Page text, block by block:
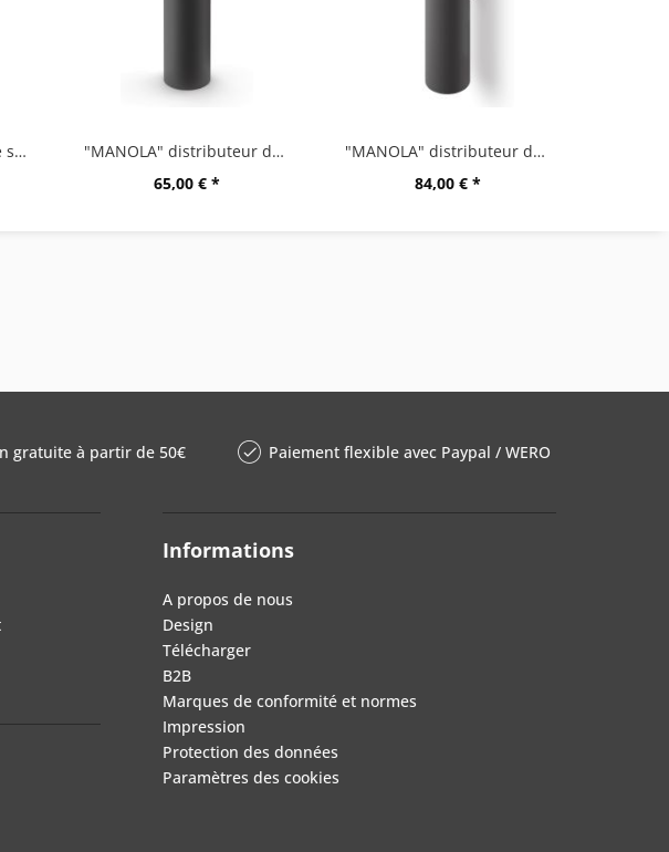
"TERVO" distributeur de savon à capteur, noir
"MANOLA" distributeur de savon, grand, noir
65,00 € *
"MANOLA" distributeur de savon, grand, montage...
84,00 € *
gratuite à partir de 50€ Paiement flexible avec Paypal / WERO
Informations
A propos de nous
Design
Télécharger
B2B
Marques de conformité et normes
Impression
Protection des données
Paramètres des cookies